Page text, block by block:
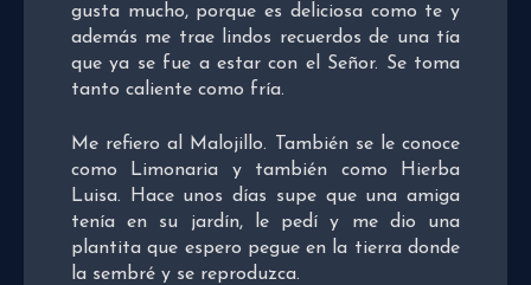
gusta mucho, porque es deliciosa como te y
además me trae lindos recuerdos de una tía
que ya se fue a estar con el Señor. Se toma
tanto caliente como fría.
Me refiero al Malojillo. También se le conoce
como Limonaria y también como Hierba
Luisa. Hace unos días supe que una amiga
tenía en su jardín, le pedí y me dio una
plantita que espero pegue en la tierra donde
la sembré y se reproduzca.